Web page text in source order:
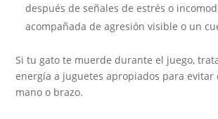
después de señales de estrés o
acompañada de agresión visible o un
Si tu gato te muerde durante el juego,
energía a juguetes apropiados para
mano o brazo.